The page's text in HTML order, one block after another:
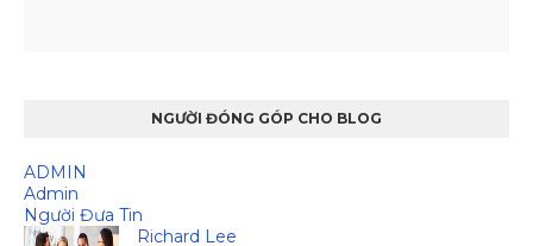
NGƯỜI ĐÓNG GÓP CHO BLOG
ADMIN
Admin
Người Đưa Tin
Richard Lee